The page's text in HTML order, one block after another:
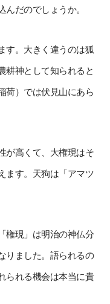
だのでしょうか。
す。大きく違うのは狐
耕神として知られると
荷）では伏見山にあら
が高くて、大権現はそ
ます。天狗は「アマツ
権現」は明治の神仏分
りました。語られるの
られる機会は本当に貴